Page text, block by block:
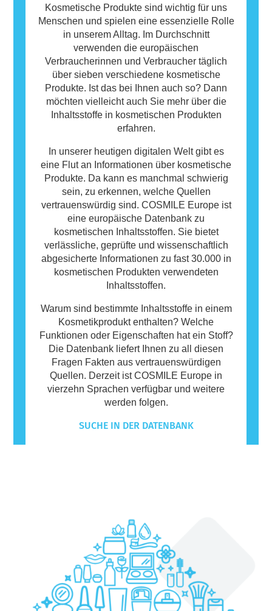
Allergie auslösen können. Das bedeutet
jedoch nicht, dass das Produkt für andere
Personen nicht sicher ist.
Kosmetische Produkte sind wichtig für uns
Menschen und spielen eine essenzielle Rolle
in unserem Alltag. Im Durchschnitt
verwenden die europäischen
Verbraucherinnen und Verbraucher täglich
über sieben verschiedene kosmetische
Produkte. Ist das bei Ihnen auch so? Dann
möchten vielleicht auch Sie mehr über die
Inhaltsstoffe in kosmetischen Produkten
erfahren.
In unserer heutigen digitalen Welt gibt es
eine Flut an Informationen über kosmetische
Produkte. Da kann es manchmal schwierig
sein, zu erkennen, welche Quellen
vertrauenswürdig sind. COSMILE Europe ist
eine europäische Datenbank zu
kosmetischen Inhaltsstoffen. Sie bietet
verlässliche, geprüfte und wissenschaftlich
abgesicherte Informationen zu fast 30.000 in
kosmetischen Produkten verwendeten
Inhaltsstoffen.
Warum sind bestimmte Inhaltsstoffe in einem
Kosmetikprodukt enthalten? Welche
Funktionen oder Eigenschaften hat ein Stoff?
Die Datenbank liefert Ihnen zu all diesen
Fragen Fakten aus vertrauenswürdigen
Quellen. Derzeit ist COSMILE Europe in
vierzehn Sprachen verfügbar und weitere
werden folgen.
SUCHE IN DER DATENBANK